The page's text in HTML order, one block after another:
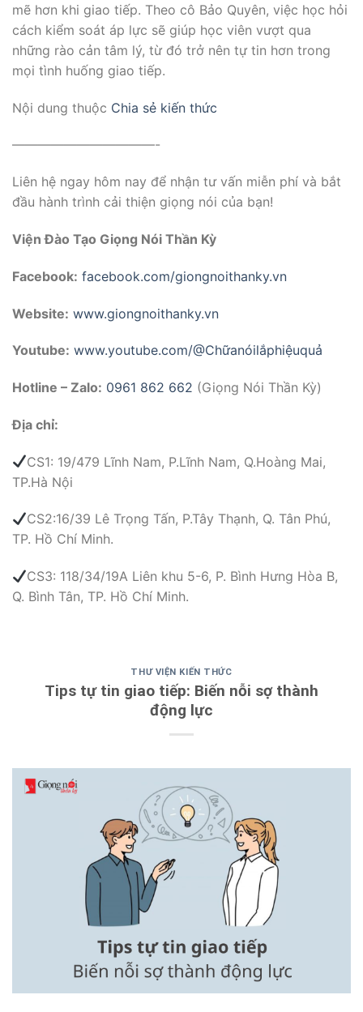
mẽ hơn khi giao tiếp. Theo cô Bảo Quyên, việc học hỏi
cách kiểm soát áp lực sẽ giúp học viên vượt qua
những rào cản tâm lý, từ đó trở nên tự tin hơn trong
mọi tình huống giao tiếp.
Nội dung thuộc Chia sẻ kiến thức
———————————-
Liên hệ ngay hôm nay để nhận tư vấn miễn phí và bắt
đầu hành trình cải thiện giọng nói của bạn!
Viện Đào Tạo Giọng Nói Thần Kỳ
Facebook: facebook.com/giongnoithanky.vn
Website: www.giongnoithanky.vn
Youtube: www.youtube.com/@Chữanóilắphiệuquả
Hotline – Zalo: 0961 862 662 (Giọng Nói Thần Kỳ)
Địa chỉ:
CS1: 19/479 Lĩnh Nam, P.Lĩnh Nam, Q.Hoàng Mai,
TP.Hà Nội
CS2:16/39 Lê Trọng Tấn, P.Tây Thạnh, Q. Tân Phú,
TP. Hồ Chí Minh.
CS3: 118/34/19A Liên khu 5-6, P. Bình Hưng Hòa B,
Q. Bình Tân, TP. Hồ Chí Minh.
THƯ VIỆN KIẾN THỨC
Tips tự tin giao tiếp: Biến nỗi sợ thành
động lực